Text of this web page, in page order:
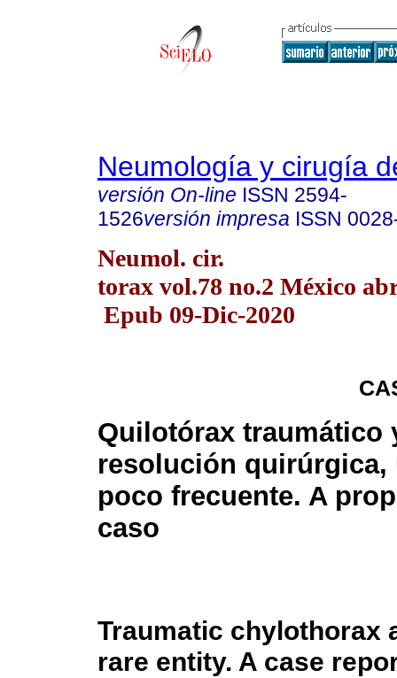
Neumología y cirugía
versión On-line ISSN 2594-
1526versión impresa ISSN
Neumol. cir.
torax vol.78 no.2 México
Epub 09-Dic-2020
Quilotórax traumático
resolución quirúrgica,
poco frecuente. A
caso
Traumatic chylothorax
rare entity. A case